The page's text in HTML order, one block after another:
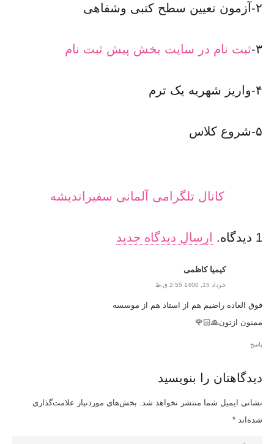
۲-آزمون تعیین سطح کتبی وشفاهی
۳- ثبت نام در سایت بخش پیش ثبت نام
۴-واریز شهریه یک ترم
۵-شروع کلاس
کانال تلگرامی آلمانی سفیراندیشه
1 دیدگاه. ارسال دیدگاه جدید
کیمیا کاظمی
خرداد 15, 1400 2:55 ق.ظ
فوق العاده راضیم هم از استاد هم از موسسه
ممنون ازتون🙏🏻🌹
پاسخ
دیدگاهتان را بنویسید
نشانی ایمیل شما منتشر نخواهد شد. بخش‌های موردنیاز علامت‌گذاری
شده‌اند*